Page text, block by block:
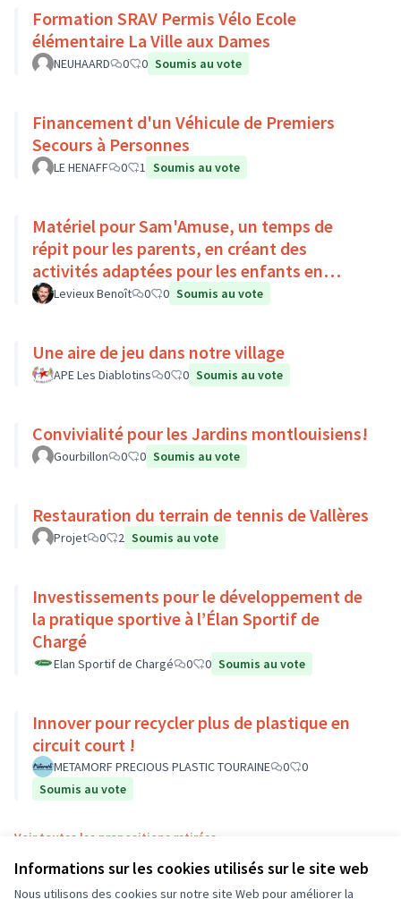
Informations sur les cookies utilisés sur le site web
Nous utilisons des cookies sur notre site Web pour améliorer la
Formation SRAV Permis Vélo Ecole
élémentaire La Ville aux Dames
NEUHAARD 0 0 Soumis au vote
Financement d'un Véhicule de Premiers
Secours à Personnes
LE HENAFF 0 1 Soumis au vote
Matériel pour Sam'Amuse, un temps de
répit pour les parents, en créant des
activités adaptées pour les enfants en
situation de handicap
Levieux Benoît 0 0 Soumis au vote
Une aire de jeu dans notre village
APE Les Diablotins 0 0 Soumis au vote
Convivialité pour les Jardins montlouisiens!
Gourbillon 0 0 Soumis au vote
Restauration du terrain de tennis de Vallères
Projet 0 2 Soumis au vote
Investissements pour le développement de
la pratique sportive à l’Élan Sportif de
Chargé
Elan Sportif de Chargé 0 0 Soumis au vote
Innover pour recycler plus de plastique en
circuit court !
METAMORF PRECIOUS PLASTIC TOURAINE 0
0
Soumis au vote
Voir toutes les propositions retirées